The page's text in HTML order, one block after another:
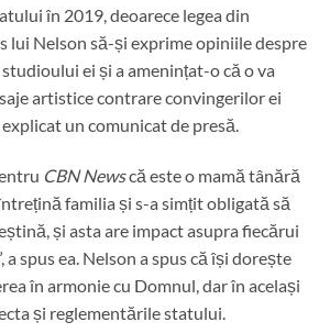
în 2019, deoarece legea din
lui Nelson să-și exprime opiniile despre
ei și a amenințat-o că o va
artistice contrare convingerilor ei
explicat un comunicat de presă.
CBN Newscă este o mamă tânără
familia și s-a simțit obligată să
și asta are impact asupra fiecărui
a spus ea. Nelson a spus că își dorește
în armonie cu Domnul, dar în același
și reglementările statului.